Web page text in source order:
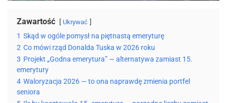
Zawartość Ukrywać
1 Skąd w ogóle pomysł na piętnastą emeryturę
2 Co mówi rząd Donalda Tuska w 2026 roku
3 Projekt „Godna emerytura” — alternatywa zamiast 15.
emerytury
4 Waloryzacja 2026 — to ona naprawdę zmienia portfel
seniora